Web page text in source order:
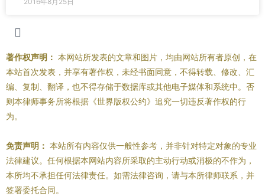
著作权声明： 本网站所发表的文章和图片，均由网站所有者原创，在
本站首次发表，并享有著作权，未经书面同意，不得转载、修改、汇
编、复制、翻译，也不得存储于数据库或其他电子媒体和系统中。否
则本律师事务所将根据《世界版权公约》追究一切违反著作权的行
为。
免责声明： 本站所有内容仅供一般性参考，并非针对特定对象的专业
法律建议。任何根据本网站内容所采取的主动行动或消极的不作为，
本所均不承担任何法律责任。如需法律咨询，请与本所律师联系，并
签署委托合同。